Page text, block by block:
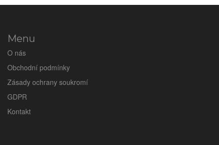
Menu
O nás
Obchodní podmínky
Zásady ochrany soukromí
GDPR
Kontakt